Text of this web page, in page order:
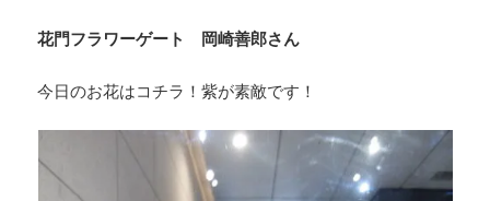
花門フラワーゲート 岡崎善郎さん
今日のお花はコチラ！紫が素敵です！